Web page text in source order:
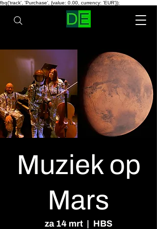
fbq('track', 'Purchase', {value: 0.00, currency: 'EUR'});
Muziek op
Mars
za 14 mrt HBS